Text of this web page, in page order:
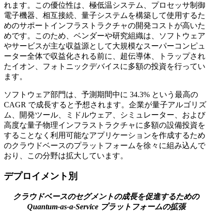
れます。この優位性は、極低温システム、プロセッサ制御
電子機器、相互接続、量子システムを構築して使用するた
めのサポートインフラストラクチャの開発コストが高いた
めです。このため、ベンダーや研究組織は、ソフトウェア
やサービスが主な収益源として大規模なスーパーコンピュ
ーター全体で収益化される前に、超伝導体、トラップされ
たイオン、フォトニックデバイスに多額の投資を行ってい
ます。
ソフトウェア部門は、予測期間中に 34.3% という最高の
CAGR で成長すると予想されます。企業が量子アルゴリズ
ム、開発ツール、ミドルウェア、シミュレーター、および
高度な量子物理インフラストラクチャに多額の設備投資を
することなく利用可能なアプリケーションを作成するため
のクラウドベースのプラットフォームを徐々に組み込んで
おり、この分野は拡大しています。
デプロイメント別
クラウドベースのセグメントの成長を促進するための
Quantum-as-a-Service プラットフォームの拡張